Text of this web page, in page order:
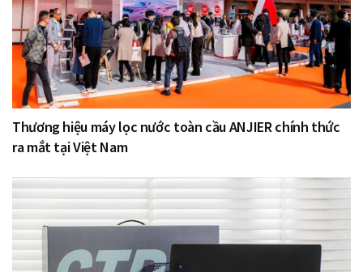
Thương hiệu máy lọc nước toàn cầu ANJIER chính thức
ra mắt tại Việt Nam